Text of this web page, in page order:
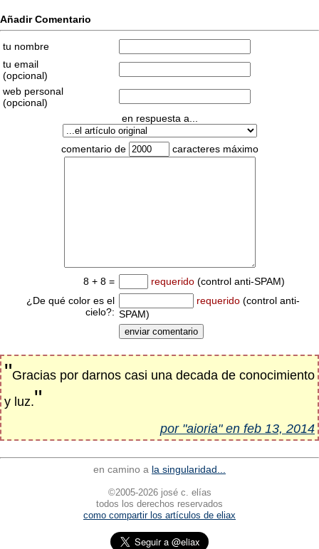
Añadir Comentario
tu nombre
tu email
(opcional)
web personal
(opcional)
en respuesta a...
comentario de caracteres máximo
8 + 8 = requerido (control anti-SPAM)
¿De qué color es el
cielo?:
requerido (control anti-
SPAM)
"Gracias por darnos casi una decada de conocimiento
y luz."
por "aioria" en feb 13, 2014
en camino a la singularidad...
©2005-2026 josé c. elías
todos los derechos reservados
como compartir los artículos de eliax